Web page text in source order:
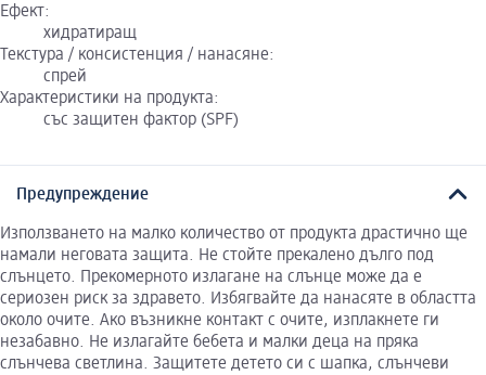
Ефект:
хидратиращ
Текстура / консистенция / нанасяне:
спрей
Характеристики на продукта:
със защитен фактор (SPF)
Предупреждение
Използването на малко количество от продукта драстично ще
намали неговата защита. Не стойте прекалено дълго под
слънцето. Прекомерното излагане на слънце може да е
сериозен риск за здравето. Избягвайте да нанасяте в областта
около очите. Ако възникне контакт с очите, изплакнете ги
незабавно. Не излагайте бебета и малки деца на пряка
слънчева светлина. Защитете детето си с шапка, слънчеви